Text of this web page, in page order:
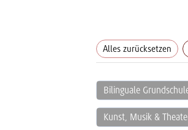
Alles zurücksetzen
Bilinguale
Kunst, Musik &